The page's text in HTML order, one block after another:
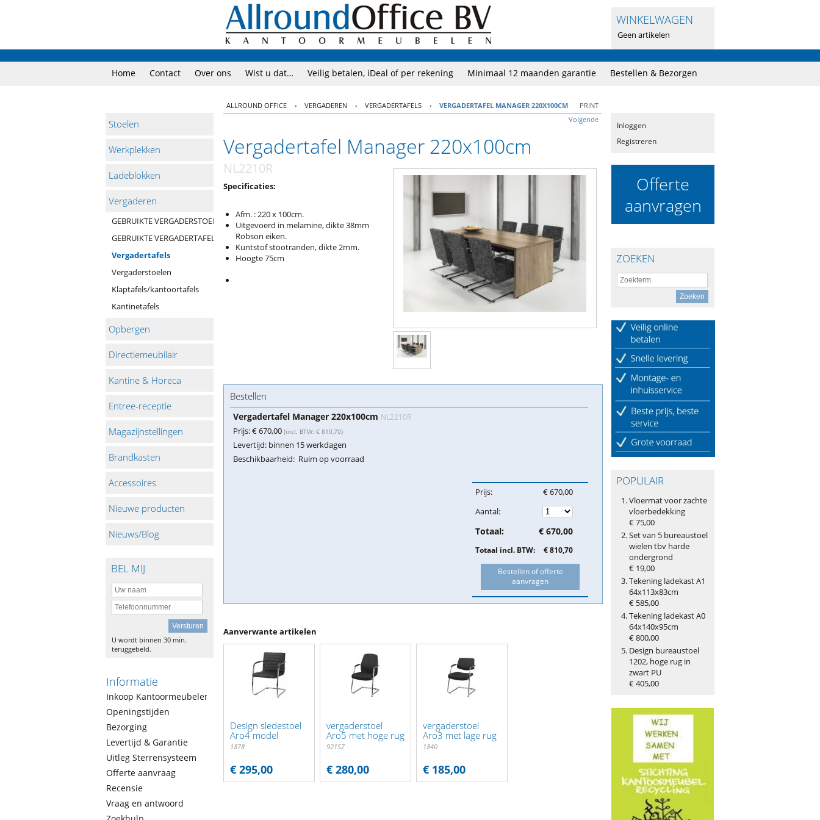
WINKELWAGEN
Geen artikelen
Home Contact Over ons Wist u dat… Veilig betalen, iDeal of per rekening Minimaal 12 maanden garantie Bestellen & Bezorgen
Inloggen
Registreren
Stoelen
Werkplekken
Ladeblokken
Vergaderen
GEBRUIKTE VERGADERSTOELEN
GEBRUIKTE VERGADERTAFELS
Vergadertafels
Vergaderstoelen
Klaptafels/kantoortafels
Kantinetafels
Opbergen
Directiemeubilair
Kantine & Horeca
Entree-receptie
Magazijnstellingen
Brandkasten
Accessoires
Nieuwe producten
Nieuws/Blog
BEL MIJ
U wordt binnen 30 min.
teruggebeld.
Informatie
Inkoop Kantoormeubelen
Openingstijden
Bezorging
Levertijd & Garantie
Uitleg Sterrensysteem
Offerte aanvraag
Recensie
Vraag en antwoord
Offerte
aanvragen
ZOEKEN
POPULAIR
Vloermat voor zachte
vloerbedekking
€ 75,00
Set van 5 bureaustoel
wielen tbv harde
ondergrond
€ 19,00
Tekening ladekast A1
64x113x83cm
€ 585,00
Tekening ladekast A0
64x140x95cm
€ 800,00
Design bureaustoel
1202, hoge rug in
zwart PU
€ 405,00
ALLROUND OFFICE › VERGADEREN › VERGADERTAFELS › VERGADERTAFEL MANAGER 220X100CM
PRINT
Volgende
Vergadertafel Manager 220x100cm
NL2210R
Specificaties:
Afm. : 220 x 100cm.
Uitgevoerd in melamine, dikte 38mm
Robson eiken.
Kuntstof stootranden, dikte 2mm.
Hoogte 75cm
Bestellen
Vergadertafel Manager 220x100cm NL2210R
Prijs:€ 670,00 (incl. BTW: € 810,70)
Levertijd: binnen 15 werkdagen
Beschikbaarheid: Ruim op voorraad
Prijs:
€ 670,00
Aantal:
Totaal: € 670,00
Totaal incl. BTW: € 810,70
Bestellen of offerte
aanvragen
Aanverwante artikelen
Design sledestoel
Aro4 model
1878
€ 295,00
vergaderstoel
Aro5 met hoge rug
921SZ
€ 280,00
vergaderstoel
Aro3 met lage rug
1840
€ 185,00